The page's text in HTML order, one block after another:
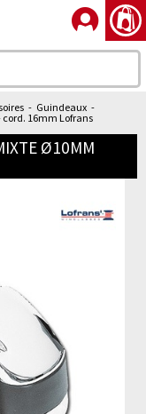
- Guindeaux -
cord. 16mm Lofrans
Ø10MM